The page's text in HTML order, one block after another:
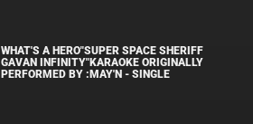
WHAT'S A HERO"SUPER SPACE SHERIFF
GAVAN INFINITY"KARAOKE ORIGINALLY
PERFORMED BY :MAY'N - SINGLE